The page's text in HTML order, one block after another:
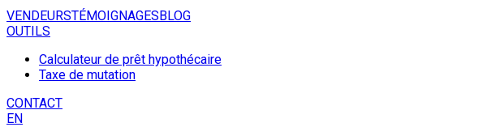
VENDEURSTÉMOIGNAGESBLOG
OUTILS
Calculateur de prêt hypothécaire
Taxe de mutation
CONTACT
EN